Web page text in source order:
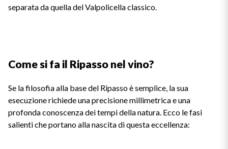
Vini della Borgogna
Vedi tutti
separata da quella del Valpolicella classico.
Come si fa il Ripasso nel vino?
Se la filosofia alla base del Ripasso è semplice, la sua
esecuzione richiede una precisione millimetrica e una
profonda conoscenza dei tempi della natura. Ecco le fasi
salienti che portano alla nascita di questa eccellenza: